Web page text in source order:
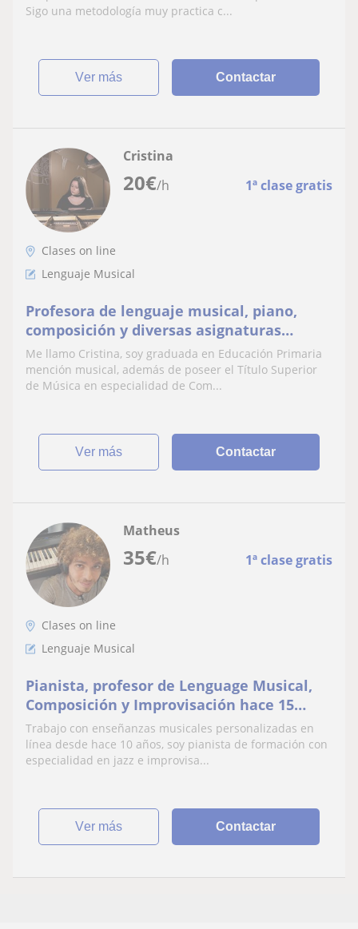
Sigo una metodología muy practica c...
ver más Contactar
20€/h 1ª clase gratis
Cristina
Clases on line
Lenguaje Musical
Profesora de lenguaje musical, piano,
composición y diversas asignaturas
musicales
Me llamo Cristina, soy graduada en Educación Primaria
mención musical, además de poseer el Título Superior
de Música en especialidad de Com...
ver más Contactar
35€/h 1ª clase gratis
Matheus
Clases on line
Lenguaje Musical
Pianista, profesor de Lenguage Musical,
Composición y Improvisación hace 15
años, Mestre en Música
Trabajo con enseñanzas musicales personalizadas en
línea desde hace 10 años, soy pianista de formación con
especialidad en jazz e improvisa...
ver más Contactar